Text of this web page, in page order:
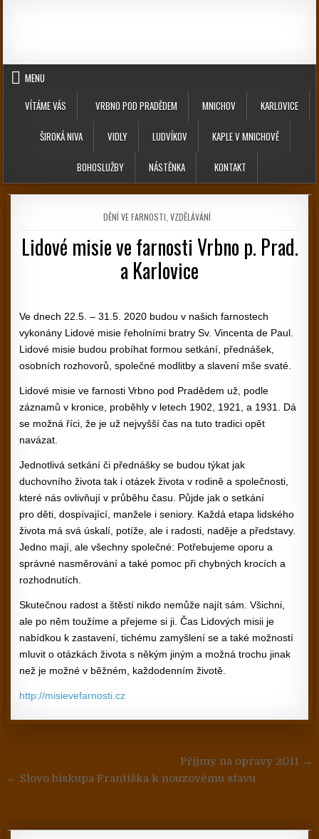
MENU
VÍTÁME VÁS
VRBNO POD PRADĚDEM MNICHOV KARLOVICE
ŠIROKÁ NIVA VIDLY LUDVÍKOV KAPLE V MNICHOVĚ
BOHOSLUŽBY NÁSTĚNKA KONTAKT
POSTED IN
DĚNÍ VE FARNOSTI VZDĚLÁVÁNÍ
Lidové misie ve farnosti Vrbno p. Prad.
a Karlovice
Ve dnech 22.5. – 31.5. 2020 budou v našich farnostech
vykonány Lidové misie řeholními bratry Sv. Vincenta de Paul.
Lidové misie budou probíhat formou setkání, přednášek,
osobních rozhovorů, společné modlitby a slavení mše svaté.
Lidové misie ve farnosti Vrbno pod Pradědem už, podle
záznamů v kronice, proběhly v letech 1902, 1921, a 1931. Dá
se možná říci, že je už nejvyšší čas na tuto tradici opět
navázat.
Jednotlivá setkání či přednášky se budou týkat jak
duchovního života tak i otázek života v rodině a společnosti,
které nás ovlivňují v průběhu času. Půjde jak o setkání
pro děti, dospívající, manžele i seniory. Každá etapa lidského
života má svá úskalí, potíže, ale i radosti, naděje a představy.
Jedno mají, ale všechny společné: Potřebujeme oporu a
správné nasměrování a také pomoc při chybných krocích a
rozhodnutích.
Skutečnou radost a štěstí nikdo nemůže najít sám. Všichni,
ale po něm toužíme a přejeme si ji. Čas Lidových misii je
nabídkou k zastavení, tichému zamyšlení se a také možností
mluvit o otázkách života s někým jiným a možná trochu jinak
než je možné v běžném, každodenním životě.
http://misievefarnosti.cz
Navigace pro příspěvekPříjmy na opravy 2011 →
← Slovo biskupa Františka k nouzovému stavu